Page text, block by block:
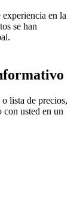
en la
se han
lista de precios,
con usted en un